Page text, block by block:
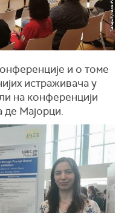
и о томе
истраживача у
на конференцији
де Мајорци.